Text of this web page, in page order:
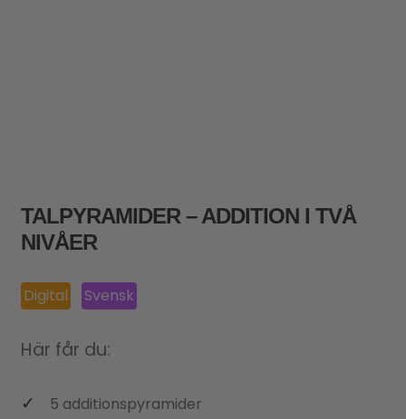
TALPYRAMIDER – ADDITION I TVÅ
NIVÅER
Digital Svensk
Här får du:
5 additionspyramider